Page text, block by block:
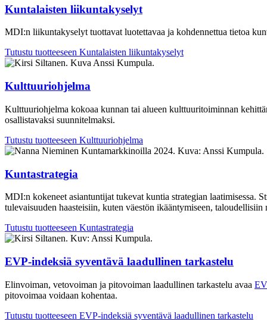
Kuntalaisten liikuntakyselyt
MDI:n liikuntakyselyt tuottavat luotettavaa ja kohdennettua tietoa
Tutustu tuotteeseen Kuntalaisten liikuntakyselyt
Kulttuuriohjelma
Kulttuuriohjelma kokoaa kunnan tai alueen kulttuuritoiminnan
osallistavaksi suunnitelmaksi.
Tutustu tuotteeseen Kulttuuriohjelma
Kuntastrategia
MDI:n kokeneet asiantuntijat tukevat kuntia strategian laatimisessa.
tulevaisuuden haasteisiin, kuten väestön ikääntymiseen,
Tutustu tuotteeseen Kuntastrategia
EVP-indeksiä syventävä laadullinen tarkastelu
Elinvoiman, vetovoiman ja pitovoiman laadullinen tarkastelu avaa
pitovoimaa voidaan kohentaa.
Tutustu tuotteeseen EVP-indeksiä syventävä laadullinen tarkastelu